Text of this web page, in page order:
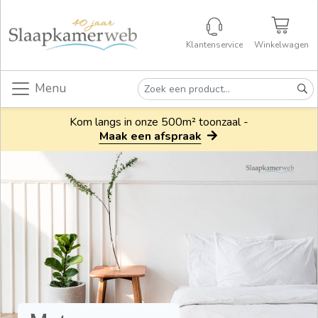
Klantenservice Winkelwagen
Menu
Kom langs in onze 500m² toonzaal -
Maak een afspraak